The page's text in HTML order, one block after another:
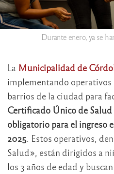
Durante enero, ya se
La Municipalidad de
implementando
barrios de la ciudad para
Certificado Único de
obligatorio para el ingreso
2025. Estos operativos,
Salud», están dirigidos a
los 3 años de edad y